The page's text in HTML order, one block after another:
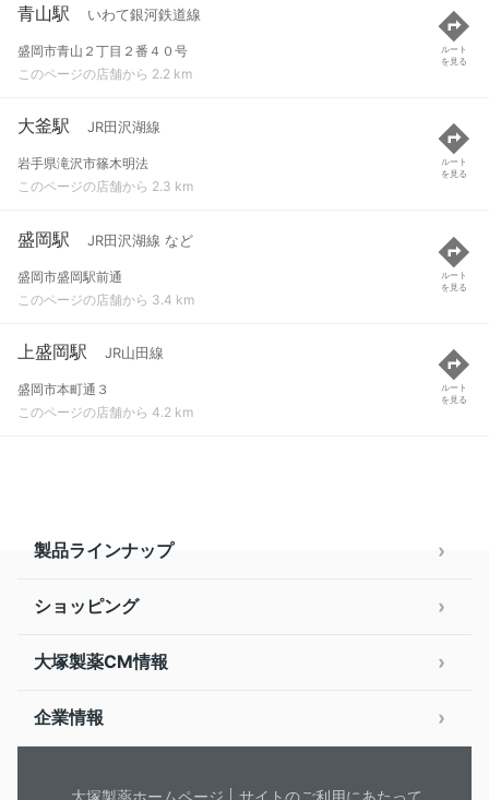
青山駅 いわて銀河鉄道線
盛岡市青山２丁目２番４０号
このページの店舗から 2.2 km
ルート
を見る
大釜駅 JR田沢湖線
岩手県滝沢市篠木明法
このページの店舗から 2.3 km
ルート
を見る
盛岡駅 JR田沢湖線 など
盛岡市盛岡駅前通
このページの店舗から 3.4 km
ルート
を見る
上盛岡駅 JR山田線
盛岡市本町通３
このページの店舗から 4.2 km
ルート
を見る
製品ラインナップ
ショッピング
大塚製薬CM情報
企業情報